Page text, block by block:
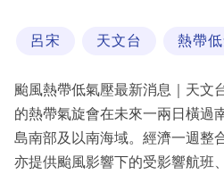
場
生
活
時
事
呂宋 天文台 熱帶
颱風熱帶低氣壓最新消息｜天文
的熱帶氣旋會在未來一兩日橫過
島南部及以南海域。經濟一週整
亦提供颱風影響下的受影響航班